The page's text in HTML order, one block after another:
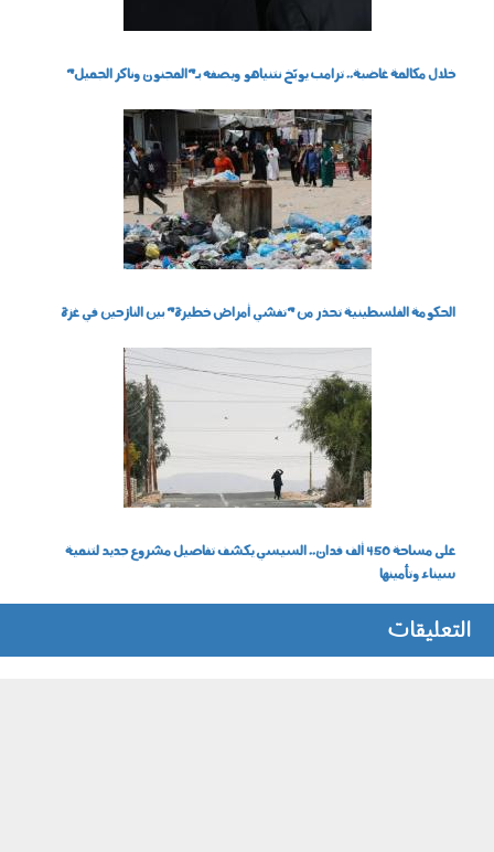
خلال مكالمة غاضبة.. ترامب يوبّخ نتنياهو ويصفه بـ"المجنون وناكر الجميل"
الحكومة الفلسطينية تحذر من "تفشي أمراض خطيرة" بين النازحين في غزة
على مساحة 450 ألف فدان.. السيسي يكشف تفاصيل مشروع جديد لتنمية
سيناء وتأمينها
التعليقات